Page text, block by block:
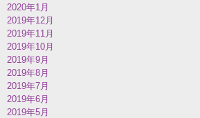
2020年1月
2019年12月
2019年11月
2019年10月
2019年9月
2019年8月
2019年7月
2019年6月
2019年5月